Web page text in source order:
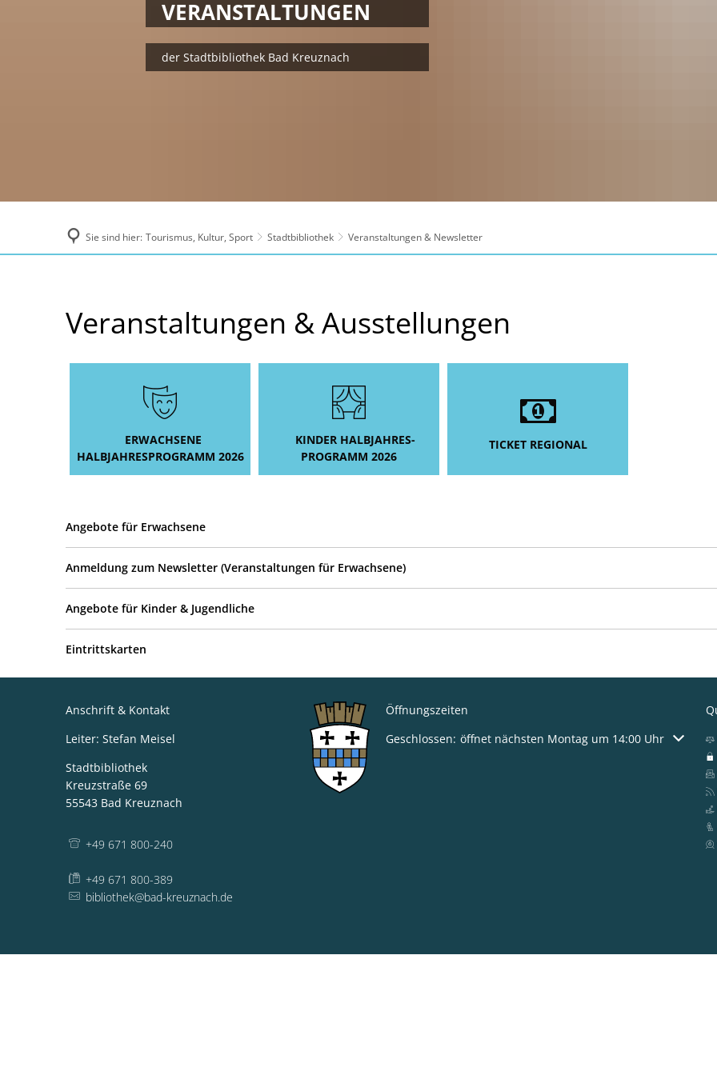
VERANSTALTUNGEN
der Stadtbibliothek Bad Kreuznach
Sie sind hier: Tourismus, Kultur, Sport Stadtbibliothek Veranstaltungen & Newsletter
Veranstaltungen
Newsletter
Veranstaltungen & Ausstellungen
ERWACHSENE
HALBJAHRESPROGRAMM 2026
KINDER HALBJAHRES-
PROGRAMM 2026
TICKET REGIONAL
Angebote für Erwachsene
Anmeldung zum Newsletter (Veranstaltungen für Erwachsene)
Angebote für Kinder & Jugendliche
Eintrittskarten
Anschrift & Kontakt
Leiter: Stefan Meisel
Stadtbibliothek
Kreuzstraße 69
55543 Bad Kreuznach
+49 671 800-240
+49 671 800-389
bibliothek@bad-kreuznach.de
Öffnungszeiten
Klicken, um weitere Öffnungs- oder Schließzeiten
Geschlossen: öffnet nächsten Montag um 14:00 Uhr